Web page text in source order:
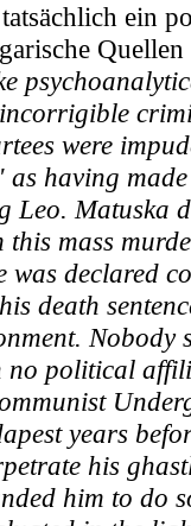
ein
Quellen
were
having
Leo. Matuska
mass
was declared
death
Nobody
no political
years
his
him to do